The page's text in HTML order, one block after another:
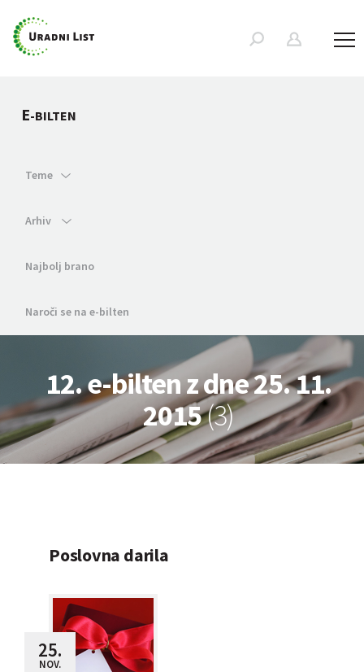
E-BILTEN
Teme
Arhiv
Najbolj brano
Naroči se na e-bilten
12. e-bilten z dne 25. 11.
2015(3)
Poslovna darila
25.
NOV.